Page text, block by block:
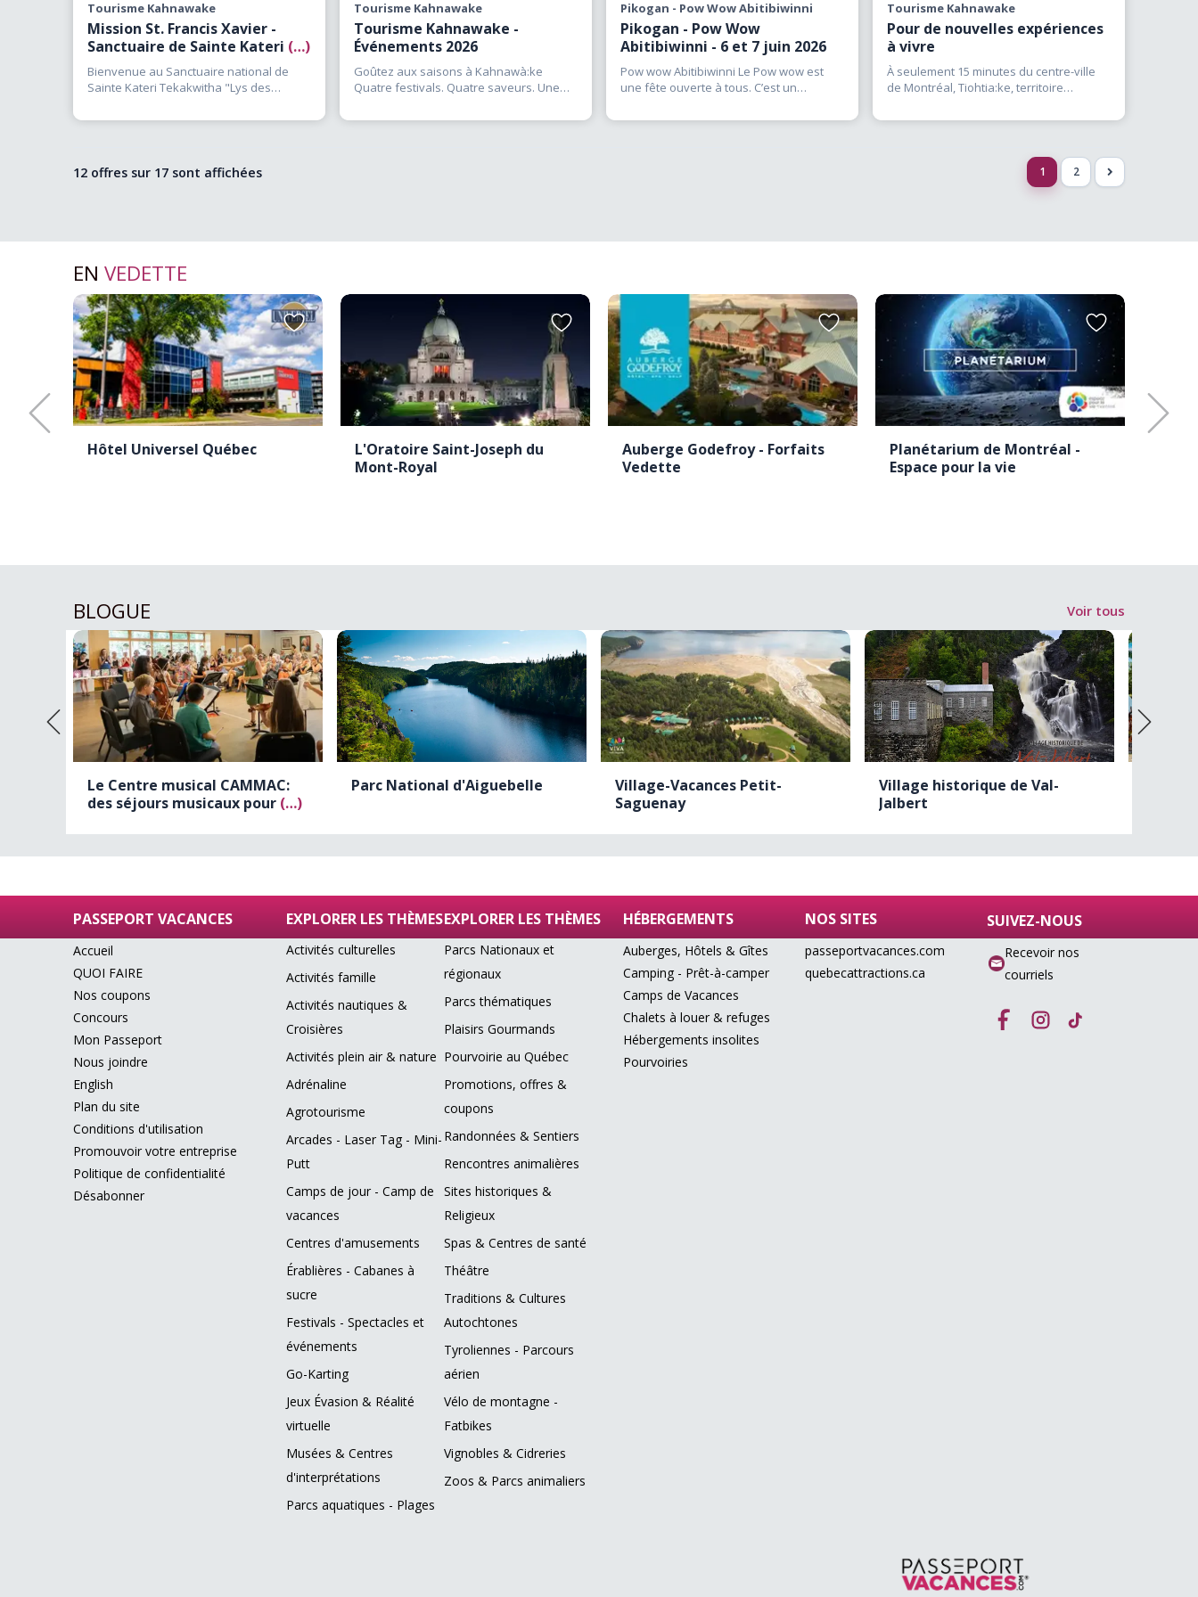
Tourisme Kahnawake
Mission St. Francis Xavier -
Sanctuaire de Sainte Kateri (…)
Bienvenue au Sanctuaire national de
Sainte Kateri Tekakwitha "Lys des
Tourisme Kahnawake
Tourisme Kahnawake -
Événements 2026
Goûtez aux saisons à Kahnawà:ke
Quatre festivals. Quatre saveurs. Une
Pikogan - Pow Wow Abitibiwinni
Pikogan - Pow Wow
Abitibiwinni - 6 et 7 juin 2026
Pow wow Abitibiwinni Le Pow wow est
une fête ouverte à tous. C’est un
Tourisme Kahnawake
Pour de nouvelles expériences
à vivre
À seulement 15 minutes du centre-ville
de Montréal, Tiohtia:ke, territoire
12 offres sur 17 sont affichées 1 2 >
EN VEDETTE
Ajouter
aux
favoris
Hôtel Universel Québec
Ajouter
aux
favoris
L'Oratoire Saint-Joseph du
Mont-Royal
Ajouter
aux
favoris
Auberge Godefroy - Forfaits
Vedette
Ajouter
aux
favoris
Planétarium de Montréal -
Espace pour la vie
BLOGUE Voir tous
Le Centre musical CAMMAC:
des séjours musicaux pour (…)
Parc National d'Aiguebelle
Village-Vacances Petit-
Saguenay
Village historique de Val-
Jalbert
PASSEPORT VACANCES
Accueil
QUOI FAIRE
Nos coupons
Concours
Mon Passeport
Nous joindre
English
Plan du site
Conditions d'utilisation
Promouvoir votre entreprise
Politique de confidentialité
Désabonner
EXPLORER LES THÈMES
Activités culturelles
Activités famille
Activités nautiques &
Croisières
Activités plein air & nature
Adrénaline
Agrotourisme
Arcades - Laser Tag - Mini-
Putt
Camps de jour - Camp de
vacances
Centres d'amusements
Érablières - Cabanes à
sucre
Festivals - Spectacles et
événements
Go-Karting
Jeux Évasion & Réalité
virtuelle
Musées & Centres
d'interprétations
Parcs aquatiques - Plages
EXPLORER LES THÈMES
Parcs Nationaux et
régionaux
Parcs thématiques
Plaisirs Gourmands
Pourvoirie au Québec
Promotions, offres &
coupons
Randonnées & Sentiers
Rencontres animalières
Sites historiques &
Religieux
Spas & Centres de santé
Théâtre
Traditions & Cultures
Autochtones
Tyroliennes - Parcours
aérien
Vélo de montagne -
Fatbikes
Vignobles & Cidreries
Zoos & Parcs animaliers
HÉBERGEMENTS
Auberges, Hôtels & Gîtes
Camping - Prêt-à-camper
Camps de Vacances
Chalets à louer & refuges
Hébergements insolites
Pourvoiries
NOS SITES
passeportvacances.com
quebecattractions.ca
SUIVEZ-NOUS
Recevoir nos
courriels